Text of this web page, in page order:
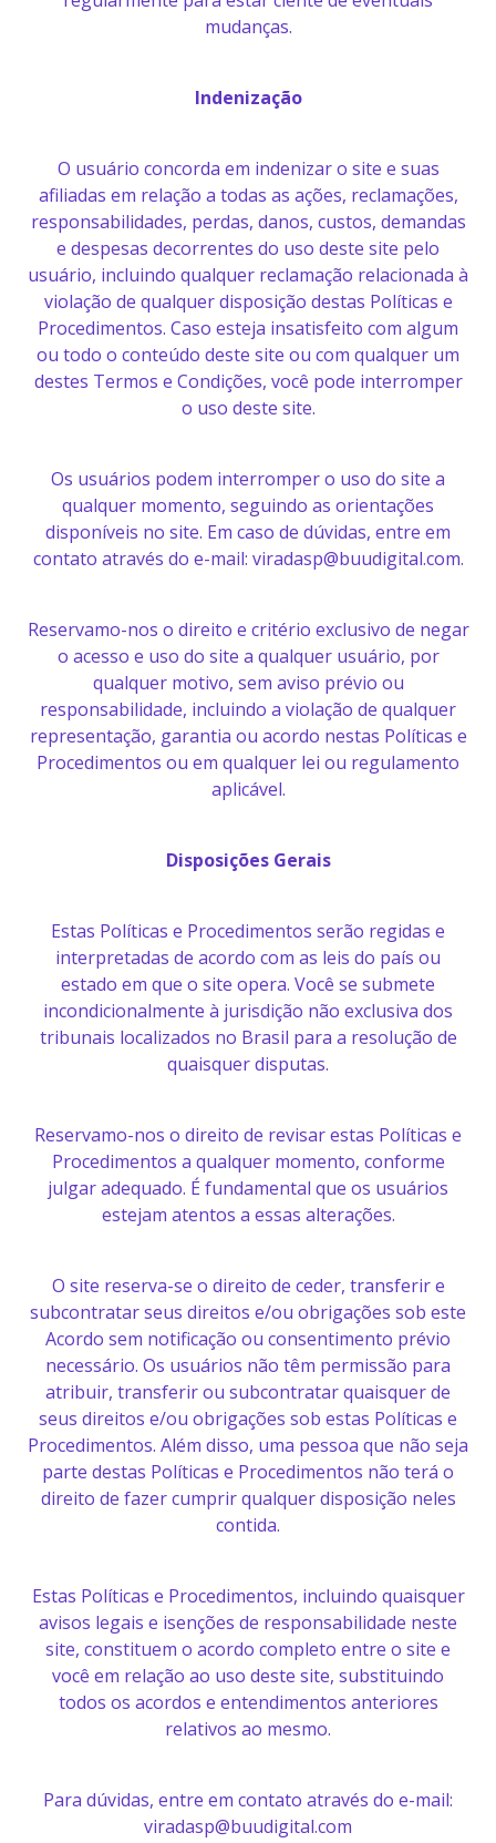
mudanças.
Indenização
O usuário concorda em indenizar o site e suas
afiliadas em relação a todas as ações, reclamações,
responsabilidades, perdas, danos, custos, demandas
e despesas decorrentes do uso deste site pelo
usuário, incluindo qualquer reclamação relacionada à
violação de qualquer disposição destas Políticas e
Procedimentos. Caso esteja insatisfeito com algum
ou todo o conteúdo deste site ou com qualquer um
destes Termos e Condições, você pode interromper
o uso deste site.
Os usuários podem interromper o uso do site a
qualquer momento, seguindo as orientações
disponíveis no site. Em caso de dúvidas, entre em
contato através do e-mail: viradasp@buudigital.com.
Reservamo-nos o direito e critério exclusivo de negar
o acesso e uso do site a qualquer usuário, por
qualquer motivo, sem aviso prévio ou
responsabilidade, incluindo a violação de qualquer
representação, garantia ou acordo nestas Políticas e
Procedimentos ou em qualquer lei ou regulamento
aplicável.
Disposições Gerais
Estas Políticas e Procedimentos serão regidas e
interpretadas de acordo com as leis do país ou
estado em que o site opera. Você se submete
incondicionalmente à jurisdição não exclusiva dos
tribunais localizados no Brasil para a resolução de
quaisquer disputas.
Reservamo-nos o direito de revisar estas Políticas e
Procedimentos a qualquer momento, conforme
julgar adequado. É fundamental que os usuários
estejam atentos a essas alterações.
O site reserva-se o direito de ceder, transferir e
subcontratar seus direitos e/ou obrigações sob este
Acordo sem notificação ou consentimento prévio
necessário. Os usuários não têm permissão para
atribuir, transferir ou subcontratar quaisquer de
seus direitos e/ou obrigações sob estas Políticas e
Procedimentos. Além disso, uma pessoa que não seja
parte destas Políticas e Procedimentos não terá o
direito de fazer cumprir qualquer disposição neles
contida.
Estas Políticas e Procedimentos, incluindo quaisquer
avisos legais e isenções de responsabilidade neste
site, constituem o acordo completo entre o site e
você em relação ao uso deste site, substituindo
todos os acordos e entendimentos anteriores
relativos ao mesmo.
Para dúvidas, entre em contato através do e-mail:
viradasp@buudigital.com